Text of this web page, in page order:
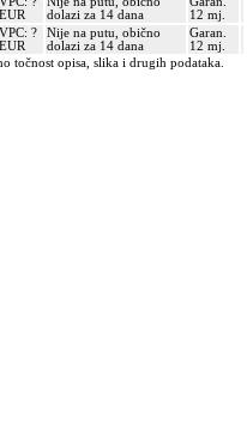
EUR
dolazi za 14 dana
12 mj.
VPC: ?
EUR
Nije na putu, obično
dolazi za 14 dana
Garan.
12 mj.
točnost opisa, slika i drugih podataka.